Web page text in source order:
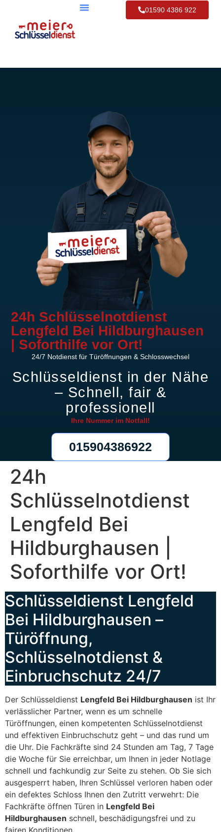
01590 4386 922
24h Schlüsselnotdienst
Lengfeld Bei Hildburghausen
| Soforthilfe vor Ort!
24/7 Notdienst für Türöffnungen & Schlosswechsel
Schlüsseldienst in der Nähe
– Schnell, fair &
professionell
Ihre Nummer im Notfall!
015904386922
24h
Schlüsselnotdienst
Lengfeld Bei
Hildburghausen |
Soforthilfe vor Ort!
Schlüsseldienst Lengfeld
Bei Hildburghausen –
Türöffnung,
Schlüsselnotdienst &
Einbruchschutz 24/7
Der Schlüsseldienst Lengfeld Bei Hildburghausen ist Ihr
verlässlicher Partner, wenn es um schnelle
Türöffnungen, einen kompetenten Schlüsselnotdienst
und effektiven Einbruchschutz geht – und das rund um
die Uhr. Die Fachkräfte sind 24 Stunden am Tag, 7 Tage
die Woche für Sie erreichbar, um Ihnen in jeder Notlage
schnell und fachkundig zur Seite zu stehen. Ob Sie sich
ausgesperrt haben, Ihren Schlüssel verloren haben oder
ein defektes Schloss Ihnen den Zutritt verwehrt: Die
Fachkräfte öffnen Türen in Lengfeld Bei
Hildburghausen schnell, beschädigungsfrei und zu